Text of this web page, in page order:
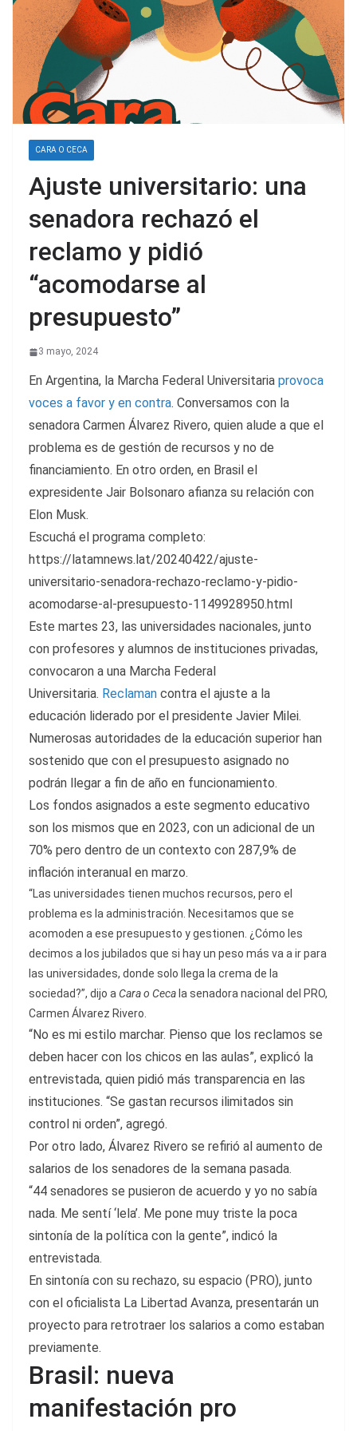
CARA O CECA
Ajuste universitario: una
senadora rechazó el
reclamo y pidió
“acomodarse al
presupuesto”
3 mayo, 2024
En Argentina, la Marcha Federal Universitaria provoca
voces a favor y en contra. Conversamos con la
senadora Carmen Álvarez Rivero, quien alude a que el
problema es de gestión de recursos y no de
financiamiento. En otro orden, en Brasil el
expresidente Jair Bolsonaro afianza su relación con
Elon Musk.
Escuchá el programa completo:
https://latamnews.lat/20240422/ajuste-
universitario-senadora-rechazo-reclamo-y-pidio-
acomodarse-al-presupuesto-1149928950.html
Este martes 23, las universidades nacionales, junto
con profesores y alumnos de instituciones privadas,
convocaron a una Marcha Federal
Universitaria. Reclaman contra el ajuste a la
educación liderado por el presidente Javier Milei.
Numerosas autoridades de la educación superior han
sostenido que con el presupuesto asignado no
podrán llegar a fin de año en funcionamiento.
Los fondos asignados a este segmento educativo
son los mismos que en 2023, con un adicional de un
70% pero dentro de un contexto con 287,9% de
inflación interanual en marzo.
“Las universidades tienen muchos recursos, pero el
problema es la administración. Necesitamos que se
acomoden a ese presupuesto y gestionen. ¿Cómo les
decimos a los jubilados que si hay un peso más va a ir para
las universidades, donde solo llega la crema de la
sociedad?”, dijo aCara o Ceca la senadora nacional del PRO,
Carmen Álvarez Rivero.
“No es mi estilo marchar. Pienso que los reclamos se
deben hacer con los chicos en las aulas”, explicó la
entrevistada, quien pidió más transparencia en las
instituciones. “Se gastan recursos ilimitados sin
control ni orden”, agregó.
Por otro lado, Álvarez Rivero se refirió al aumento de
salarios de los senadores de la semana pasada.
“44 senadores se pusieron de acuerdo y yo no sabía
nada. Me sentí ‘lela’. Me pone muy triste la poca
sintonía de la política con la gente”, indicó la
entrevistada.
En sintonía con su rechazo, su espacio (PRO), junto
con el oficialista La Libertad Avanza, presentarán un
proyecto para retrotraer los salarios a como estaban
previamente.
Brasil: nueva
manifestación pro